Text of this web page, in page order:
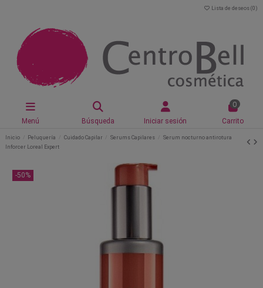
Lista de deseos (0 )
Menú Búsqueda Iniciar sesión
0
Carrito
Inicio Peluquería Cuidado Capilar Serums Capilares
Serum nocturno antirotura
Inforcer Loreal Expert
-50%